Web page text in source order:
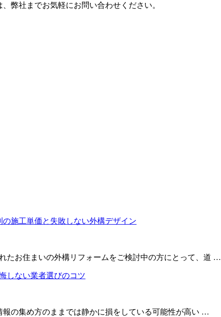
弊社までお気軽にお問い合わせください。
たお住まいの外構リフォームをご検討中の方にとって、道 …
の集め方のままでは静かに損をしている可能性が高い …